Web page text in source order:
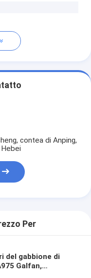
contea di Anping,
Per
del gabbione di
Galfan,